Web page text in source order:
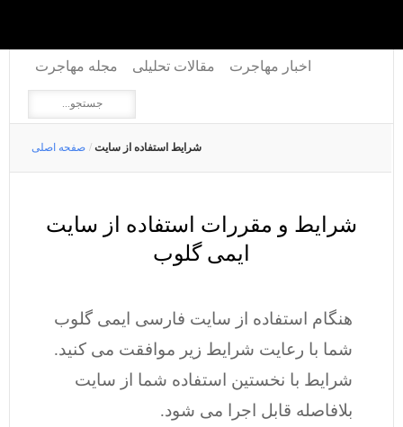
مجله مهاجرت مقالات تحلیلی اخبار مهاجرت
صفحه اصلی / شرایط استفاده از سایت
شرایط و مقررات استفاده از سایت
ایمی گلوب
هنگام استفاده از سایت فارسی ایمی گلوب
شما با رعایت شرایط زیر موافقت می کنید.
شرایط با نخستین استفاده شما از سایت
بلافاصله قابل اجرا می شود.